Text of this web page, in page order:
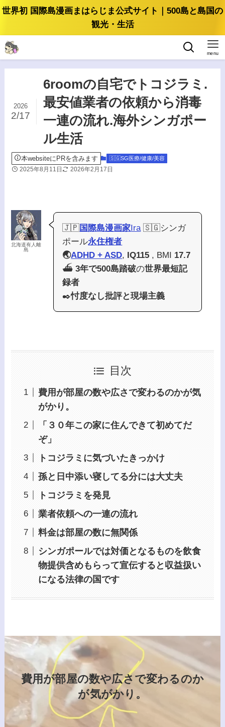
世界初 国際島漫画まはらじま公式サイト｜500島と島国の
観光・生活
menu
6roomの自宅でトコジラミ.
最安値業者の依頼から消毒
一連の流れ.海外シンガポー
ル生活
2026
2/17
本websiteにPRを含みます 🇸🇬SG医療/健康/美容
2025年8月11日 2026年2月17日
北海道有人離
島
🇯🇵国際島漫画家 Ira🇸🇬シンガ
ポール永住権者
🌏ADHD + ASD, IQ115 , BMI 17.7
⛴️3年で500島踏破の世界最短記
録者
✒️忖度なし批評と現場主義
目次
費用が部屋の数や広さで変わるのかが気
がかり。
「３０年この家に住んできて初めてだ
ぞ」
トコジラミに気づいたきっかけ
孫と日中添い寝してる分には大丈夫
トコジラミを発見
業者依頼への一連の流れ
料金は部屋の数に無関係
シンガポールでは対価となるものを飲食
物提供含めもらって宣伝すると収益扱い
になる法律の国です
費用が部屋の数や広さで変わるのか
が気がかり。